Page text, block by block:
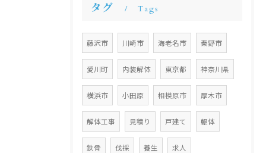
タグ Tags
藤沢市 川崎市 海老名市 秦野市
愛川町 内装解体 東京都 神奈川県
横浜市 小田原 相模原市 厚木市
解体工事 見積り 戸建て 躯体
鉄骨 伐採 養生 求人